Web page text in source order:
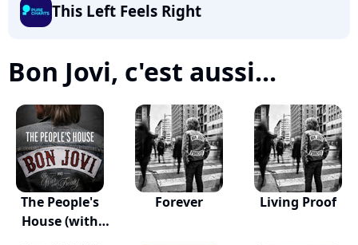
This Left Feels Right
Bon Jovi, c'est aussi...
The People's
House (with
Forever Living Proof